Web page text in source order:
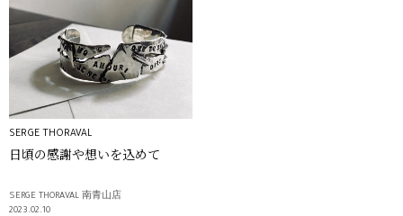
SERGE THORAVAL
日頃の感謝や想いを込めて
SERGE THORAVAL 南青山店
2023.02.10